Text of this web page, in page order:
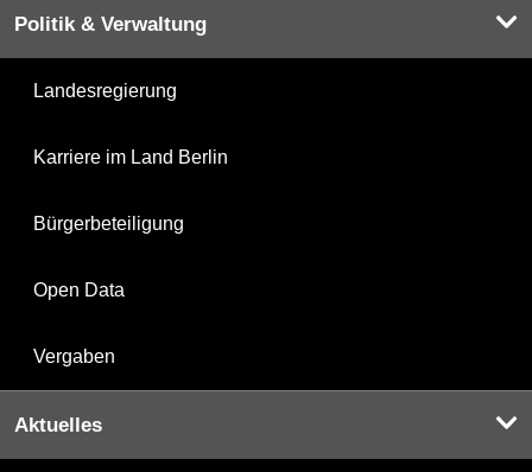
Politik & Verwaltung
Landesregierung
Karriere im Land Berlin
Bürgerbeteiligung
Open Data
Vergaben
Aktuelles